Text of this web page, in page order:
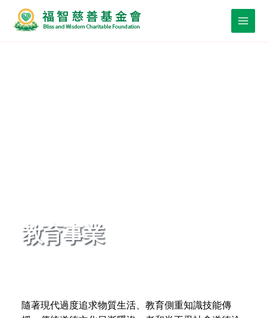
Main
教育事業
隨著現代過度追求物質生活、教育側重知識技能傳